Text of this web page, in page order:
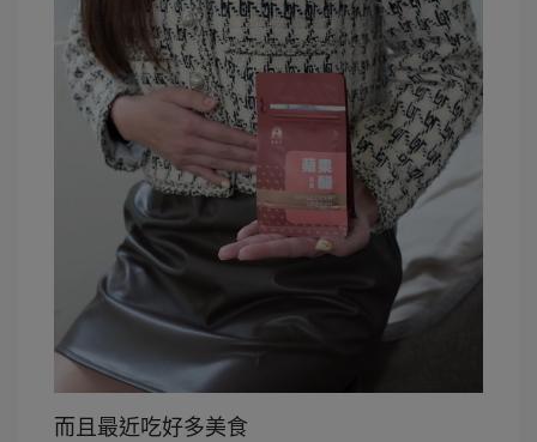
而且最近吃好多美食